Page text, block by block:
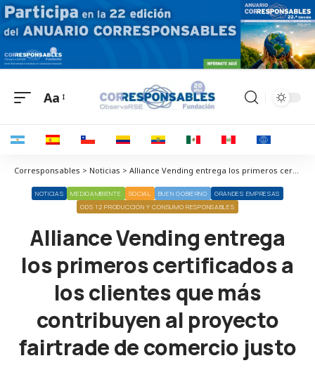
Aa
Corresponsables > Noticias > Alliance Vending entrega los primeros certificados a los clientes que más contribuyen al proyecto fairtrade de comercio justo
NOTICIAS MEDIOAMBIENTE SOCIAL BUEN GOBIERNO
GRANDES EMPRESAS
ODS 12 PRODUCCIÓN Y CONSUMO RESPONSABLES
Alliance Vending entrega
los primeros certificados a
los clientes que más
contribuyen al proyecto
fairtrade de comercio justo